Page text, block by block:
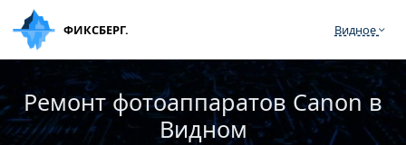
ФИКСБЕРГ. Видное
Ремонт фотоаппаратов Canon в
Видном